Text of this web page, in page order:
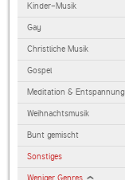
Kinder-Musik
Gay
Christliche Musik
Gospel
Meditation & Entspannung
Weihnachtsmusik
Bunt gemischt
Sonstiges